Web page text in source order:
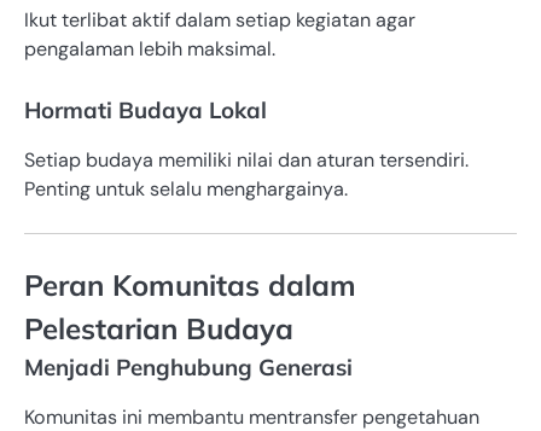
Ikut terlibat aktif dalam setiap kegiatan agar
pengalaman lebih maksimal.
Hormati Budaya Lokal
Setiap budaya memiliki nilai dan aturan tersendiri.
Penting untuk selalu menghargainya.
Peran Komunitas dalam
Pelestarian Budaya
Menjadi Penghubung Generasi
Komunitas ini membantu mentransfer pengetahuan